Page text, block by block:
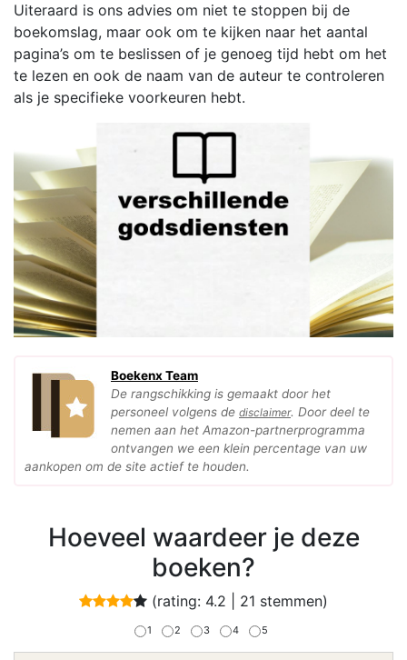
Uiteraard is ons advies om niet te stoppen bij de
boekomslag, maar ook om te kijken naar het aantal
pagina’s om te beslissen of je genoeg tijd hebt om het
te lezen en ook de naam van de auteur te controleren
als je specifieke voorkeuren hebt.
Boekenx Team
De rangschikking is gemaakt door het
personeel volgens de disclaimer. Door deel te
nemen aan het Amazon-partnerprogramma
ontvangen we een klein percentage van uw
aankopen om de site actief te houden.
Hoeveel waardeer je deze
boeken?
(rating: 4.2 21 stemmen)
1 2 3 4 5